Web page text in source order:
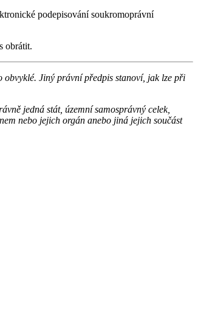
podepisování soukromoprávní
obrátit.
obvyklé. Jiný právní předpis stanoví, jak lze při
jedná stát, územní samosprávný celek,
nebo jejich orgán anebo jiná jejich součást